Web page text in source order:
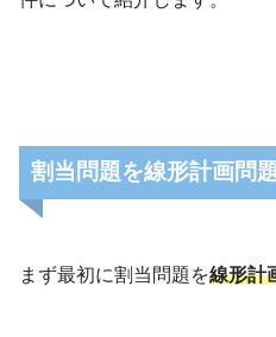
英: engineering
である。そのシステ
割当問題を線形計画問
まず最初に割当問題を線形計